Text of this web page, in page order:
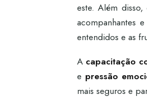
este. Além
acompanhantes
entendidos e as
A capacitação
e pressão
mais seguros e